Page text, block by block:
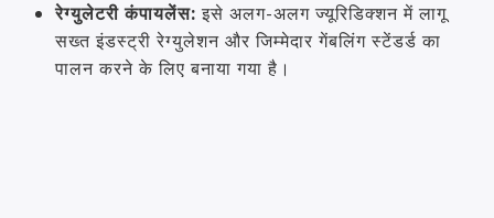
रेग्युलेटरी कंपायलेंस: इसे अलग-अलग ज्यूरिडिक्शन में लागू
सख्त इंडस्ट्री रेग्युलेशन और जिम्मेदार गेंबलिंग स्टेंडर्ड का
पालन करने के लिए बनाया गया है।